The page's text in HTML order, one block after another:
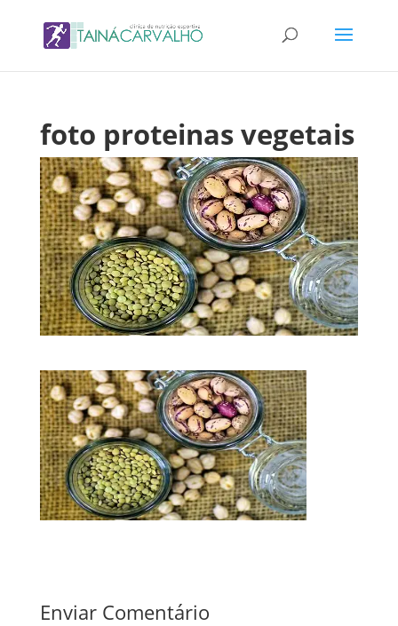
foto proteinas vegetais
Enviar Comentário